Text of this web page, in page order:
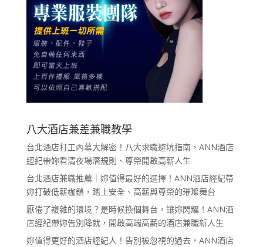
八大酒店兼差兼職教學
台北酒店打工內幕大解密！八大求職避坑指南，ANN酒店
經紀帶妳看清夜場潛規則、尊榮開啟高薪人生
台北酒店兼職推薦｜妳值得最好的選擇！ANN酒店經紀帶
妳打破低薪枷鎖，踏上安全、高薪與尊榮的璀璨舞台
厭倦了複雜的環境？是時候換個舞台，讓妳閃耀！ANN酒
店經紀帶妳告別降就，開啟高端高薪的酒店兼職新人生
妳值得更好的酒店經紀人！告別被忽視的過去，ANN酒店